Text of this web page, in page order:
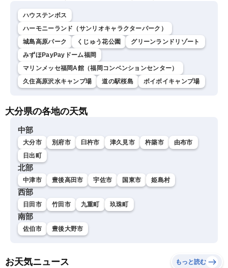
ハウステンボス
ハーモニーランド（サンリオキャラクターパーク）
城島高原パーク
くじゅう花公園
グリーンランドリゾート
みずほPayPayドーム福岡
マリンメッセ福岡A館（福岡コンベンションセンター）
久住高原沢水キャンプ場
道の駅桜島 ボイボイキャンプ場
大分県の各地の天気
中部
大分市 別府市 臼杵市 津久見市 杵築市
由布市
日出町
北部
中津市 豊後高田市 宇佐市 国東市 姫島村
西部
日田市 竹田市 九重町 玖珠町
南部
佐伯市 豊後大野市
お天気ニュース もっと読む